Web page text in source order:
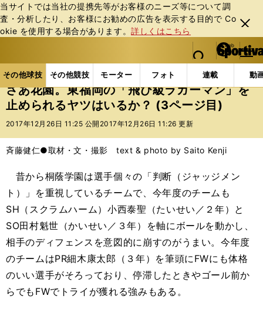
当サイトでは当社の提携先等がお客様のニーズ等について調
査・分析したり、お客様にお勧めの広告を表⽰する⽬的で Co
okie を使⽤する場合があります。詳しくはこちら
閉じ
る
web Sportiva (webスポルティーバ)
検索
マイペ
ー
ジ
メニュ
その他球技 その他競技 モーター フォト 連載 動
ス
ポ
ル
バ
その他球技の記事一覧 ラグビー さあ花園。東福岡
さあ花園。東福岡の「飛び級ラガーマン」を
止められるヤツはいるか？ (3ページ目)
2017年12月26日 11:25 公開 2017年12月26日 11:26 更新
斉藤健仁●取材・文・撮影 text & photo by Saito Kenji
昔から桐蔭学園は選手個々の「判断（ジャッジメン
ト）」を重視しているチームで、今年度のチームも
SH（スクラムハーム）小西泰聖（たいせい／２年）と
SO田村魁世（かいせい／３年）を軸にボールを動かし、
相手のディフェンスを意図的に崩すのがうまい。今年度
のチームはPR細木康太郎（３年）を筆頭にFWにも体格
のいい選手がそろっており、停滞したときやゴール前か
らでもFWでトライが獲れる強みもある。